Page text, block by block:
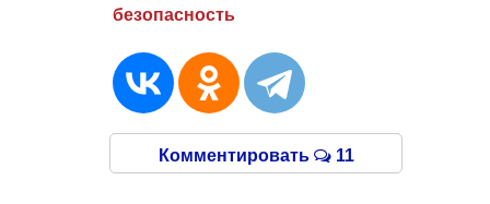
безопасность
Комментировать 11